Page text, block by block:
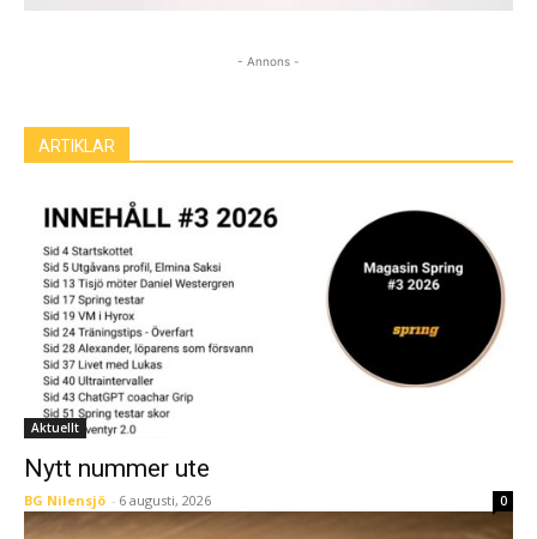
- Annons -
ARTIKLAR
Aktuellt
Nytt nummer ute
BG Nilensjö - 6 augusti, 2026 0